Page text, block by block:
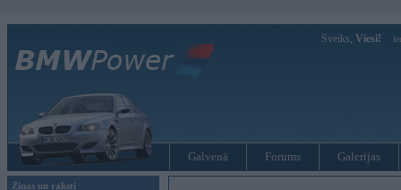
Sveiks, Viesi!
Galvenā Forums Galerijas
Ziņas un raksti